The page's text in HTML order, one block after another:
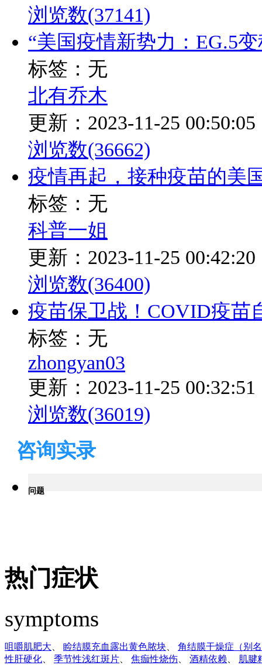
浏览数(37141)
“美国疫情新势力：EG.5
标签：无
北有乔木
更新：2023-11-25 00:50:05
浏览数(36662)
疫情再起，接种疫苗的美
标签：无
科普一姐
更新：2023-11-25 00:42:20
浏览数(36400)
疫苗保卫战！COVID疫苗
标签：无
zhongyan03
更新：2023-11-25 00:32:51
浏览数(36019)
咨询实录
问题
热门症状
symptoms
咀嚼肌肥大 睑结膜充血露出黄色脓块
角结膜干燥症（别
性肝硬化
季节性浅红斑片 焦痂性烧伤 酒精依赖
肌腱